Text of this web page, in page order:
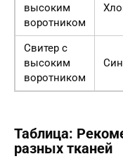
высоким
воротником
Свитер с
высоким
воротником
Таблица:
разных тканей